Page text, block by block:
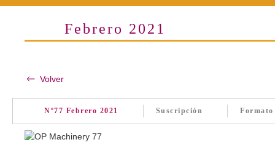
Febrero 2021
Volver
Nº77 Febrero 2021 Suscripción Formato